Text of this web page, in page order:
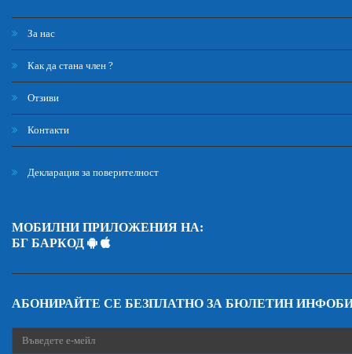
За нас
Как да стана член ?
Отзиви
Контакти
Декларация за поверителност
МОБИЛНИ ПРИЛОЖЕНИЯ НА:
БГ БАРКОД
АБОНИРАЙТЕ СЕ БЕЗПЛАТНО ЗА БЮЛЕТИН